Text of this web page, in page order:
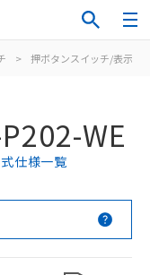
> 押ボタンスイッチ/表示灯
WE
仕様一覧